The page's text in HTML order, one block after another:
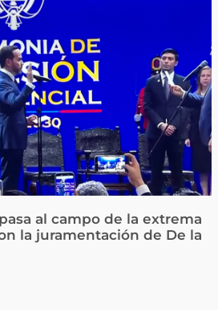
al campo de la extrema
la juramentación de De la